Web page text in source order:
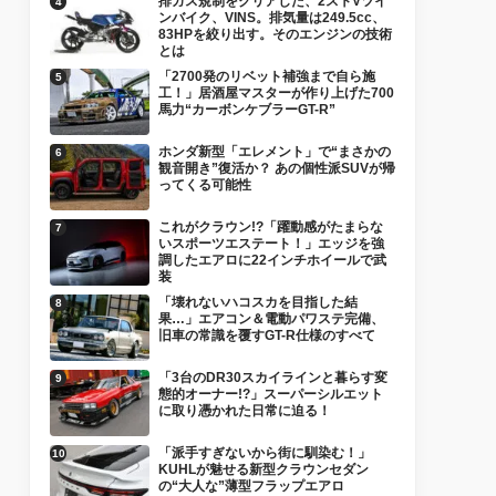
ンバイク、VINS。排気量は249.5cc、
83HPを絞り出す。そのエンジンの技術
とは
「2700発のリベット補強まで自ら施
工！」居酒屋マスターが作り上げた700
馬力“カーボンケブラーGT-R”
ホンダ新型「エレメント」で“まさかの
観音開き”復活か？ あの個性派SUVが帰
ってくる可能性
これがクラウン!?「躍動感がたまらな
いスポーツエステート！」エッジを強
調したエアロに22インチホイールで武
装
「壊れないハコスカを目指した結
果…」エアコン＆電動パワステ完備、
旧車の常識を覆すGT-R仕様のすべて
「3台のDR30スカイラインと暮らす変
態的オーナー!?」スーパーシルエット
に取り憑かれた日常に迫る！
「派手すぎないから街に馴染む！」
KUHLが魅せる新型クラウンセダン
の“大人な”薄型フラップエアロ